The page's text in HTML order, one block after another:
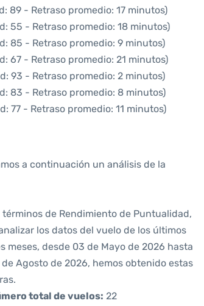
89 - Retraso promedio: 17 minutos)
55 - Retraso promedio: 18 minutos)
85 - Retraso promedio: 9 minutos)
67 - Retraso promedio: 21 minutos)
93 - Retraso promedio: 2 minutos)
83 - Retraso promedio: 8 minutos)
77 - Retraso promedio: 11 minutos)
a continuación un análisis de la
términos de Rendimiento de Puntualidad,
los datos del vuelo de los últimos
meses, desde 03 de Mayo de 2026 hasta
de Agosto de 2026, hemos obtenido estas
total de vuelos: 22